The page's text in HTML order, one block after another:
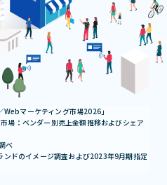
マーケティング市場2026」
場：ベンダー別売上金額推移およびシェア
べ
ドのイメージ調査および2023年9月期指定